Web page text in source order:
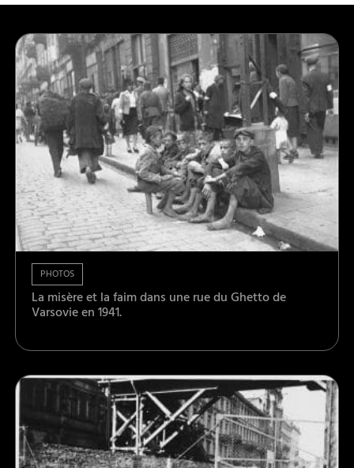
PHOTOS
La misère et la faim dans une rue du Ghetto de
Varsovie en 1941.